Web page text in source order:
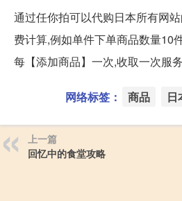
通过任你拍可以代购日本所有网
费计算,例如单件下单商品数量10
每【添加商品】一次,收取一次服务
网络标签： 商品 日
上一篇
回忆中的食堂攻略